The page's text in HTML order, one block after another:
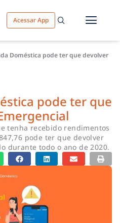
Acessar App
Doméstica pode ter que devolver
pode ter que
tenha recebido rendimentos
pode ter que devolver
durante todo o ano de 2020.